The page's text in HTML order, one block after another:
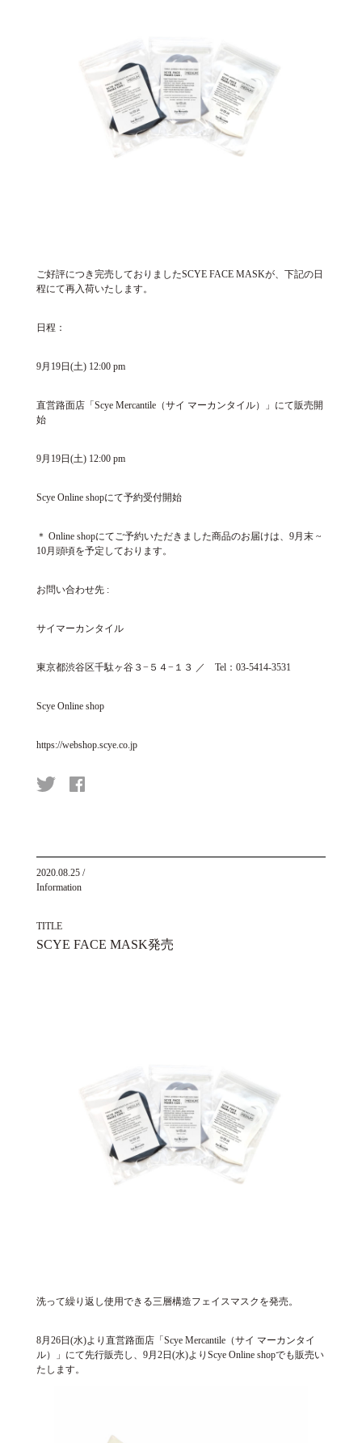
ご好評につき完売しておりましたSCYE FACE MASKが、下記の日
程にて再入荷いたします。
日程：
9月19日(土) 12:00 pm
直営路面店「Scye Mercantile（サイ マーカンタイル）」にて販売開
始
9月19日(土) 12:00 pm
Scye Online shopにて予約受付開始
＊ Online shopにてご予約いただきました商品のお届けは、9月末 ~
10月頭頃を予定しております。
お問い合わせ先 :
サイマーカンタイル
東京都渋谷区千駄ヶ谷３−５４−１３ ／ Tel：03-5414-3531
Scye Online shop
https://webshop.scye.co.jp
2020.08.25/
Information
TITLE
SCYE FACE MASK発売
洗って繰り返し使用できる三層構造フェイスマスクを発売。
8月26日(水)より直営路面店「Scye Mercantile（サイ マーカンタイ
ル）」にて先行販売し、9月2日(水)よりScye Online shopでも販売い
たします。